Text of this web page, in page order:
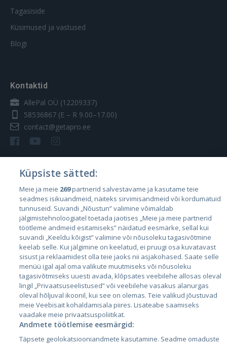
Tagasiside
Küsimused ja vastused
Blogi
Kontaktid
AllePal OÜ (12209337)
58536867 (E – R 9.00–17.00)
contact@getapro.ee
Riigid
Eesti
Läti
Leedu
City24.lv
City24.ee
CVbankas.lt
Kainos.lt
Küpsiste sätted:
Meie ja meie 269partnerid salvestavame ja kasutame teie
seadmes isikuandmeid, näiteks sirvimisandmeid või kordumatuid
tunnuseid. Suvandi „Nõustun” valimine võimaldab
jälgimistehnoloogiatel toetada jaotises „Meie ja meie partnerid
töötleme andmeid esitamiseks” näidatud eesmärke, sellal kui
suvandi „Keeldu kõigist” valimine või nõusoleku tagasivõtmine
keelab selle. Kui jälgimine on keelatud, ei pruugi osa kuvatavast
sisust ja reklaamidest olla teie jaoks nii asjakohased. Saate selle
menüü igal ajal oma valikute muutmiseks või nõusoleku
tagasivõtmiseks uuesti avada, klõpsates veebilehe allosas oleval
lingil „Privaatsuseelistused” või veebilehe vasakus alanurgas
oleval hõljuval ikoonil, kui see on olemas. Teie valikud jõustuvad
meie Veebisait kohaldamisala piires. Lisateabe saamiseks
vaadake meie privaatsuspoliitikat.
Andmete töötlemise eesmärgid:
Täpsete geolokatsiooniandmete kasutamine. Seadme omaduste